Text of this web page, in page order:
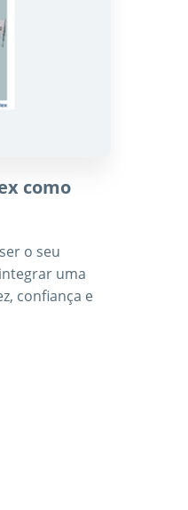
como
o seu
uma
confiança e